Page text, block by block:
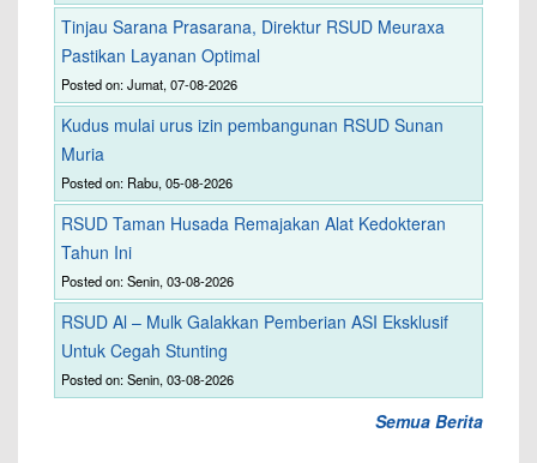
Tinjau Sarana Prasarana, Direktur RSUD Meuraxa
Pastikan Layanan Optimal
Posted on: Jumat, 07-08-2026
Kudus mulai urus izin pembangunan RSUD Sunan
Muria
Posted on: Rabu, 05-08-2026
RSUD Taman Husada Remajakan Alat Kedokteran
Tahun Ini
Posted on: Senin, 03-08-2026
RSUD Al – Mulk Galakkan Pemberian ASI Eksklusif
Untuk Cegah Stunting
Posted on: Senin, 03-08-2026
Semua Berita